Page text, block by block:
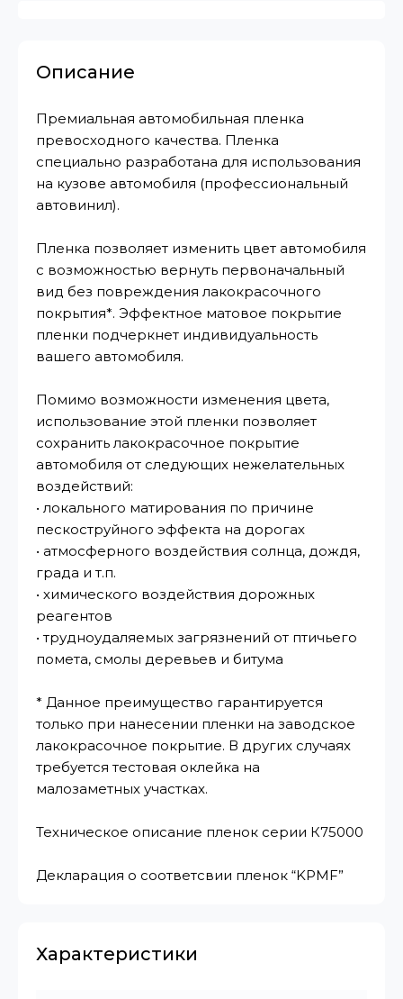
Описание
Премиальная автомобильная пленка
превосходного качества. Пленка
специально разработана для использования
на кузове автомобиля (профессиональный
автовинил).
Пленка позволяет изменить цвет автомобиля
с возможностью вернуть первоначальный
вид без повреждения лакокрасочного
покрытия*. Эффектное матовое покрытие
пленки подчеркнет индивидуальность
вашего автомобиля.
Помимо возможности изменения цвета,
использование этой пленки позволяет
сохранить лакокрасочное покрытие
автомобиля от следующих нежелательных
воздействий:
• локального матирования по причине
пескоструйного эффекта на дорогах
• атмосферного воздействия солнца, дождя,
града и т.п.
• химического воздействия дорожных
реагентов
• трудноудаляемых загрязнений от птичьего
помета, смолы деревьев и битума
* Данное преимущество гарантируется
только при нанесении пленки на заводское
лакокрасочное покрытие. В других случаях
требуется тестовая оклейка на
малозаметных участках.
Техническое описание пленок серии К75000
Декларация о соответсвии пленок “KPMF”
Характеристики